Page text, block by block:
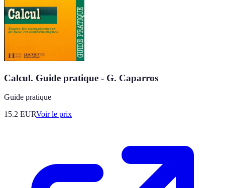
Calcul. Guide pratique - G. Caparros
Guide pratique
15.2 EURVoir le prix